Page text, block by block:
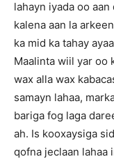
lahayn iyada oo
kalena aan la
ka mid ka tahay
Maalinta wiil yar oo
wax alla wax
samayn lahaa,
bariga fog laga
ah. Is kooxaysiga
qofna jeclaan lahaa